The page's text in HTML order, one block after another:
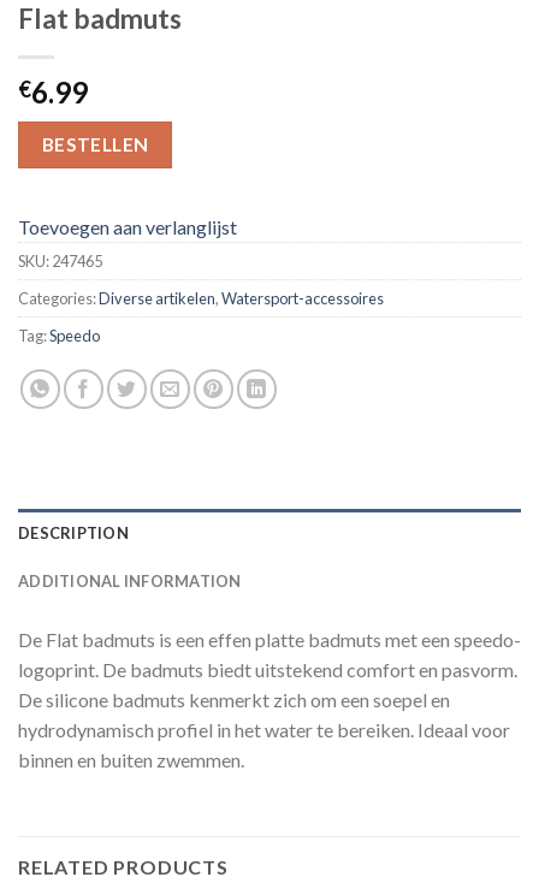
Flat badmuts
€6.99
BESTELLEN
Toevoegen aan verlanglijst
SKU:247465
Categories:Diverse artikelen,Watersport-accessoires
Tag:Speedo
DESCRIPTION
ADDITIONAL INFORMATION
De Flat badmuts is een effen platte badmuts met een speedo-
logoprint. De badmuts biedt uitstekend comfort en pasvorm.
De silicone badmuts kenmerkt zich om een soepel en
hydrodynamisch profiel in het water te bereiken. Ideaal voor
binnen en buiten zwemmen.
RELATED PRODUCTS